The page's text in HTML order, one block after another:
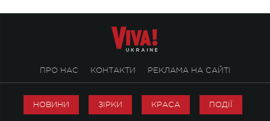
ПРО НАС КОНТАКТИ РЕКЛАМА НА САЙТІ
НОВИНИ ЗІРКИ КРАСА ПОДІЇ